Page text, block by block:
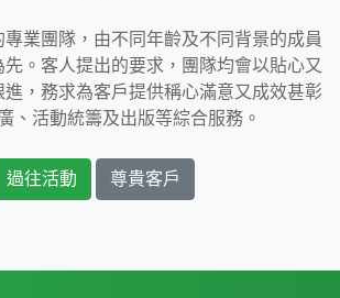
業團隊，由不同年齡及不同背景的成員
。客人提出的要求，團隊均會以貼心又
，務求為客戶提供稱心滿意又成效甚彰
、活動統籌及出版等綜合服務。
過往活動 尊貴客戶